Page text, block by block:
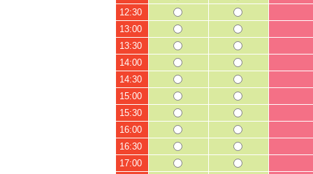
12:30
13:00
13:30
14:00
14:30
15:00
15:30
16:00
16:30
17:00